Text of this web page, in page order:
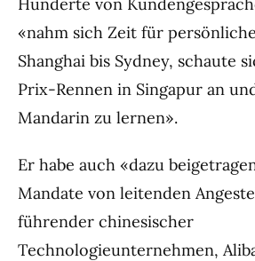
Hunderte von
«nahm sich Zeit für
Shanghai bis Sydney, schaute
Prix-Rennen in Singapur an
Mandarin zu lernen».
Er habe auch «dazu
Mandate von leitenden
führender chinesischer
Technologieunternehmen,